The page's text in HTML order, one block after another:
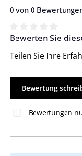
0 von 0
Durchschnittliche
Bewerten Sie
Teilen Sie Ihre
Bewertung
Bewertungen